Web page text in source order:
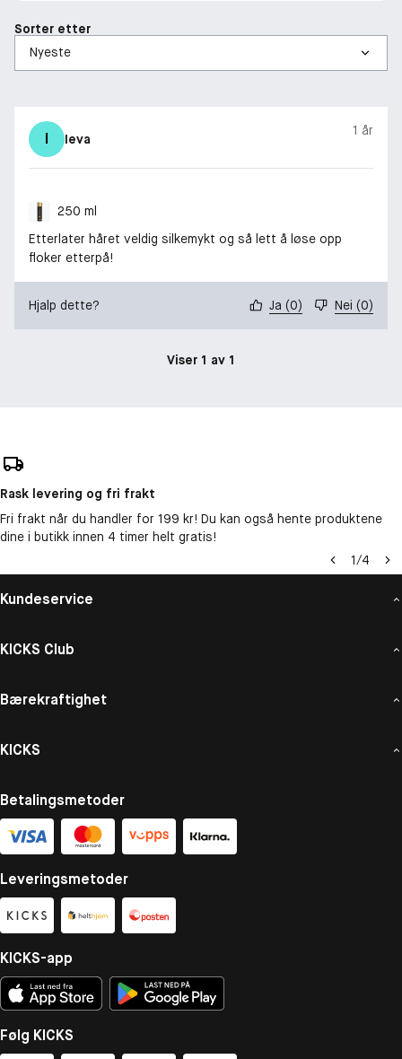
Sorter etter
I Ieva
1 år
250 ml
Etterlater håret veldig silkemykt og så lett å løse opp
floker etterpå!
Hjalp dette? Ja (0) Nei (0)
Viser 1 av 1
Rask levering og fri frakt
Fri frakt når du handler for 199 kr! Du kan også hente produktene
dine i butikk innen 4 timer helt gratis!
1/4
Kundeservice
KICKS Club
Bærekraftighet
KICKS
Betalingsmetoder
Leveringsmetoder
KICKS-app
Følg KICKS